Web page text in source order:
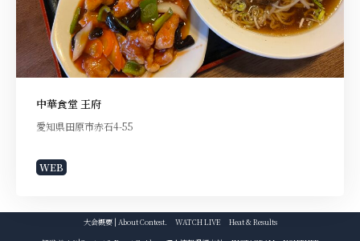
中華食堂 王府
愛知県田原市赤石4-55
WEB
大会概要 | About Contest. WATCH LIVE
Heat & Results